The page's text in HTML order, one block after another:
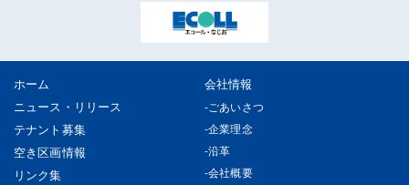
ホーム
ニュース・リリース
テナント募集
空き区画情報
リンク集
会社情報
ごあいさつ
企業理念
沿革
会社概要